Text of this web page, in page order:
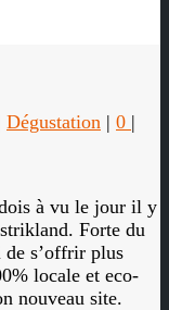
Dégustation | 0 |
à vu le jour il y
Forte du
de s’offrir plus
locale et eco-
nouveau site.